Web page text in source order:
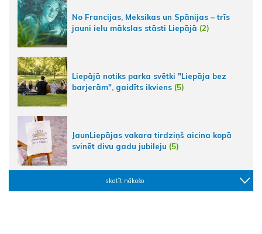
No Francijas, Meksikas un Spānijas – trīs
jauni ielu mākslas stāsti Liepājā (2)
Liepājā notiks parka svētki "Liepāja bez
barjerām", gaidīts ikviens (5)
JaunLiepājas vakara tirdziņš aicina kopā
svinēt divu gadu jubileju (5)
skatīt nākošo